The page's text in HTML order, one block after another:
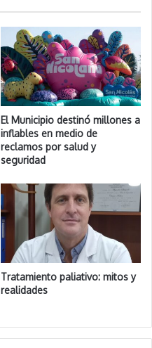
El Municipio destinó millones a
inflables en medio de
reclamos por salud y
seguridad
Tratamiento paliativo: mitos y
realidades